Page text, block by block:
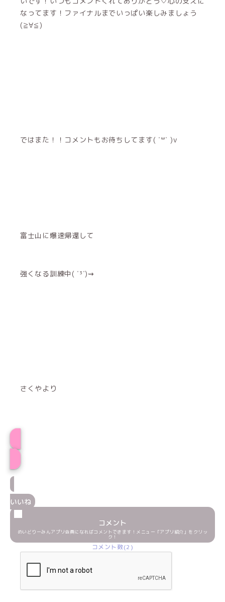
なってます！ファイナルまでいっぱい楽しみましょう
(≧∀≦)
ではまた！！コメントもお待ちしてます( ˙꒳​˙ )v
富士山に爆速帰還して
強くなる訓練中( ˙³˙)⇝
さくやより
いいね
コメント
めいどりーみんアプリ会員になればコメントできます！メニュー「アプリ紹介」をクリッ
ク！
コメント数(2)